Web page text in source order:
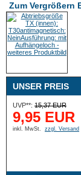
Zum Vergrößern
UNSER PREIS
UVP**: 15,37 EUR
9,95 EUR
inkl. MwSt. zzgl. Versand